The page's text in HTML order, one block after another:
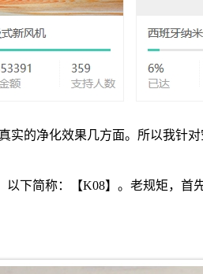
的净化效果几方面。所以我针
下简称：【K08】。老规矩，首